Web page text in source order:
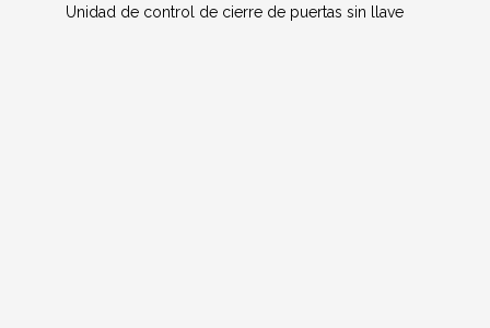
Unidad de control de cierre de puertas sin llave